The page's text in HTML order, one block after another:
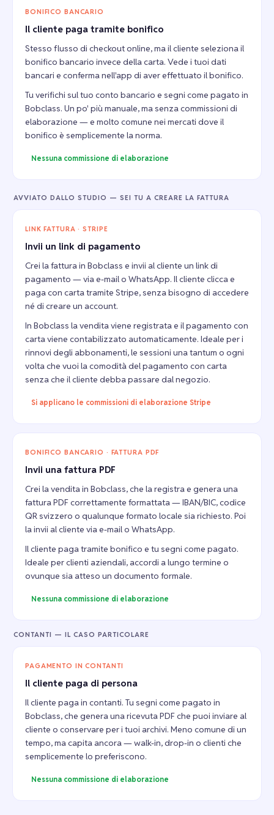
BONIFICO BANCARIO
Il cliente paga tramite bonifico
Stesso flusso di checkout online, ma il cliente seleziona il
bonifico bancario invece della carta. Vede i tuoi dati
bancari e conferma nell'app di aver effettuato il bonifico.
Tu verifichi sul tuo conto bancario e segni come pagato in
Bobclass. Un po' più manuale, ma senza commissioni di
elaborazione — e molto comune nei mercati dove il
bonifico è semplicemente la norma.
Nessuna commissione di elaborazione
AVVIATO DALLO STUDIO — SEI TU A CREARE LA FATTURA
LINK FATTURA · STRIPE
Invii un link di pagamento
Crei la fattura in Bobclass e invii al cliente un link di
pagamento — via e-mail o WhatsApp. Il cliente clicca e
paga con carta tramite Stripe, senza bisogno di accedere
né di creare un account.
In Bobclass la vendita viene registrata e il pagamento con
carta viene contabilizzato automaticamente. Ideale per i
rinnovi degli abbonamenti, le sessioni una tantum o ogni
volta che vuoi la comodità del pagamento con carta
senza che il cliente debba passare dal negozio.
Si applicano le commissioni di elaborazione Stripe
BONIFICO BANCARIO · FATTURA PDF
Invii una fattura PDF
Crei la vendita in Bobclass, che la registra e genera una
fattura PDF correttamente formattata — IBAN/BIC, codice
QR svizzero o qualunque formato locale sia richiesto. Poi
la invii al cliente via e-mail o WhatsApp.
Il cliente paga tramite bonifico e tu segni come pagato.
Ideale per clienti aziendali, accordi a lungo termine o
ovunque sia atteso un documento formale.
Nessuna commissione di elaborazione
CONTANTI — IL CASO PARTICOLARE
PAGAMENTO IN CONTANTI
Il cliente paga di persona
Il cliente paga in contanti. Tu segni come pagato in
Bobclass, che genera una ricevuta PDF che puoi inviare al
cliente o conservare per i tuoi archivi. Meno comune di un
tempo, ma capita ancora — walk-in, drop-in o clienti che
semplicemente lo preferiscono.
Nessuna commissione di elaborazione